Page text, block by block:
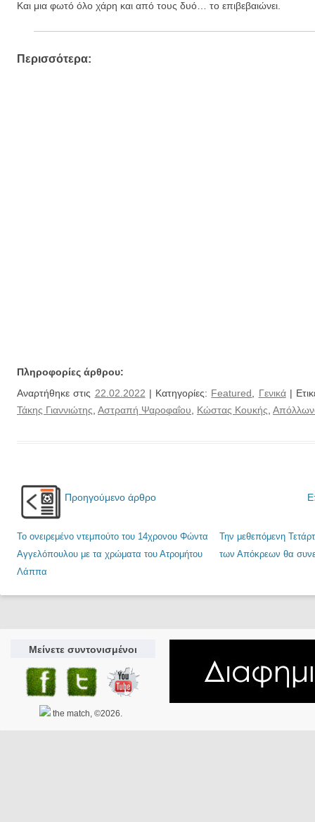
Και μια φωτό όλο χάρη και από τους δυό… το επιβεβαιώνει.
Περισσότερα:
Πληροφορίες άρθρου:
Αναρτήθηκε στις 22.02.2022 | Κατηγορίες: Featured Γενικά|
Τάκης Γιαννιώτης Αστραπή Ψαροφαΐου Κώστας Κουκής
Προηγούμενο άρθρο
Το ονειρεμένο ντεμπούτο του 14χρονου Φώντα
Αγγελόπουλου με τα χρώματα του Ατρομήτου
Λάππα
Την μεθεπόμενη
των Απόκρεων θα
Μείνετε συντονισμένοι
the match, ©2026.